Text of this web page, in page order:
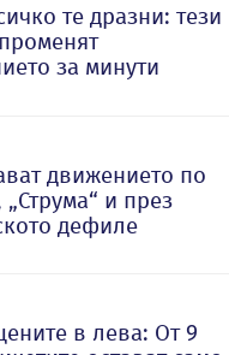
те дразни: тези
за минути
движението по
„Струма“ и през
дефиле
в лева: От 9